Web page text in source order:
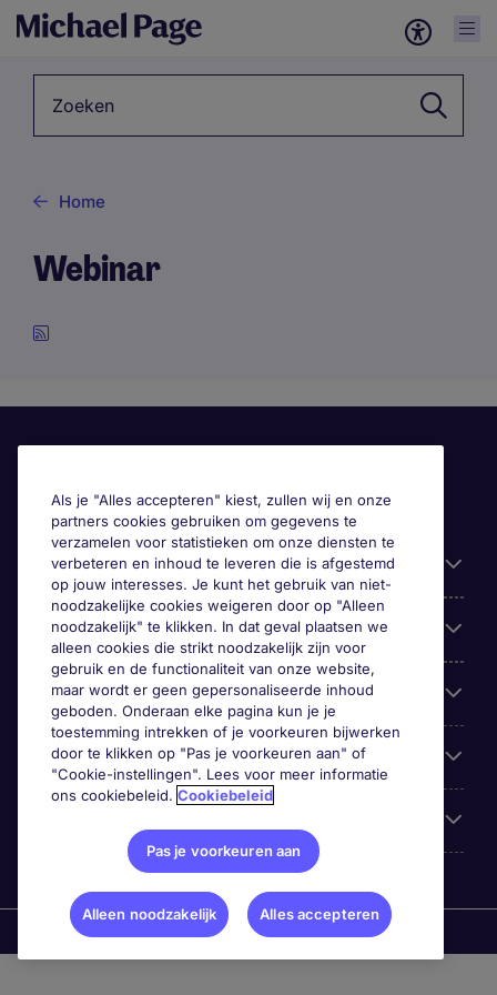
Home
Webinar
Handige informatie
Onze expertise
Google Rating
Mobile apps
Als je "Alles accepteren" kiest, zullen wij en onze
partners cookies gebruiken om gegevens te
verzamelen voor statistieken om onze diensten te
verbeteren en inhoud te leveren die is afgestemd
op jouw interesses. Je kunt het gebruik van niet-
noodzakelijke cookies weigeren door op "Alleen
noodzakelijk" te klikken. In dat geval plaatsen we
alleen cookies die strikt noodzakelijk zijn voor
gebruik en de functionaliteit van onze website,
maar wordt er geen gepersonaliseerde inhoud
geboden. Onderaan elke pagina kun je je
toestemming intrekken of je voorkeuren bijwerken
door te klikken op "Pas je voorkeuren aan" of
"Cookie-instellingen". Lees voor meer informatie
ons cookiebeleid. Cookiebeleid
Pas je voorkeuren aan
Alleen noodzakelijk Alles accepteren